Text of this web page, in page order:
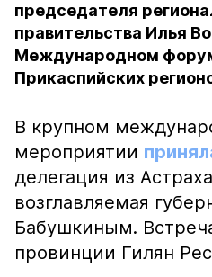
председателя
правительства Илья
Международном
Прикаспийских
В крупном
мероприятии
делегация из
возглавляемая
Бабушкиным.
провинции Гилян